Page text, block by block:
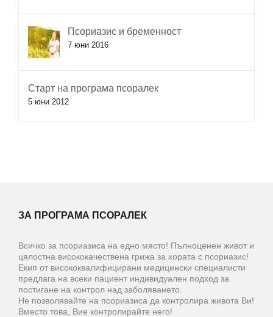
Псориазис и бременност
7 юни 2016
Старт на програма псоралек
5 юни 2012
ЗА ПРОГРАМА ПСОРАЛЕК
Всичко за псориазиса на едно място! Пълноценен живот и
цялостна висококачествена грижа за хората с псориазис!
Екип от висококвалифицирани медицински специалисти
предлага на всеки пациент индивидуален подход за
постигане на контрол над заболяването.
Не позволявайте на псориазиса да контролира живота Ви!
Вместо това, Вие контролирайте него!